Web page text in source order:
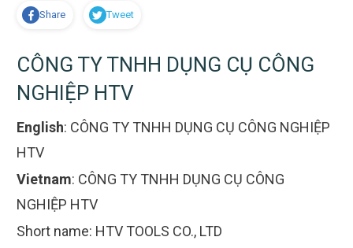
Share Tweet
CÔNG TY TNHH DỤNG CỤ CÔNG
NGHIỆP HTV
English: CÔNG TY TNHH DỤNG CỤ CÔNG NGHIỆP
HTV
Vietnam: CÔNG TY TNHH DỤNG CỤ CÔNG
NGHIỆP HTV
Short name: HTV TOOLS CO., LTD